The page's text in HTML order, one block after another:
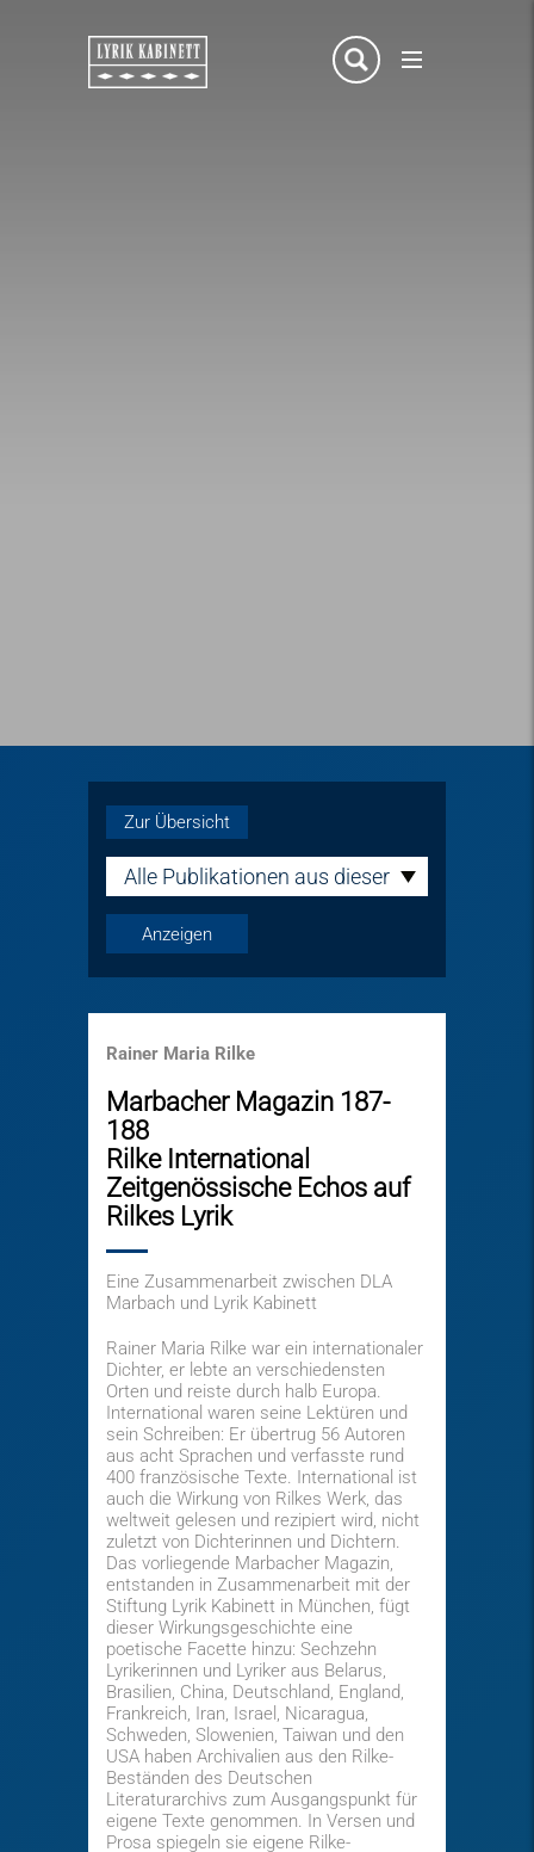
Zur Übersicht
Alle Publikationen aus dieser
Rainer Maria Rilke
Marbacher Magazin 187-
188
Rilke International
Zeitgenössische Echos auf
Rilkes Lyrik
Eine Zusammenarbeit zwischen DLA
Marbach und Lyrik Kabinett
Rainer Maria Rilke war ein internationaler
Dichter, er lebte an verschiedensten
Orten und reiste durch halb Europa.
International waren seine Lektüren und
sein Schreiben: Er übertrug 56 Autoren
aus acht Sprachen und verfasste rund
400 französische Texte. International ist
auch die Wirkung von Rilkes Werk, das
weltweit gelesen und rezipiert wird, nicht
zuletzt von Dichterinnen und Dichtern.
Das vorliegende Marbacher Magazin,
entstanden in Zusammenarbeit mit der
Stiftung Lyrik Kabinett in München, fügt
dieser Wirkungsgeschichte eine
poetische Facette hinzu: Sechzehn
Lyrikerinnen und Lyriker aus Belarus,
Brasilien, China, Deutschland, England,
Frankreich, Iran, Israel, Nicaragua,
Schweden, Slowenien, Taiwan und den
USA haben Archivalien aus den Rilke-
Beständen des Deutschen
Literaturarchivs zum Ausgangspunkt für
eigene Texte genommen. In Versen und
Prosa spiegeln sie eigene Rilke-